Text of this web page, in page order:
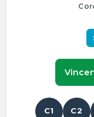
C1 C2